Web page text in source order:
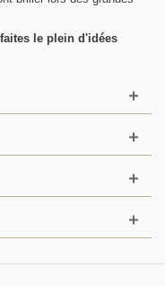
le plein d'idées